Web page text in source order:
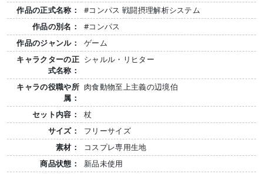
作品の正式名称：
#コンパス 戦闘摂理解析システム
作品の別名：
#コンパス
作品のジャンル：
ゲーム
キャラクターの正
式名称：
シャルル・リヒター
キャラの役職や所
属：
肉食動物至上主義の辺境伯
セット内容：
杖
サイズ：
フリーサイズ
素材：
コスプレ専用生地
商品状態：
新品未使用